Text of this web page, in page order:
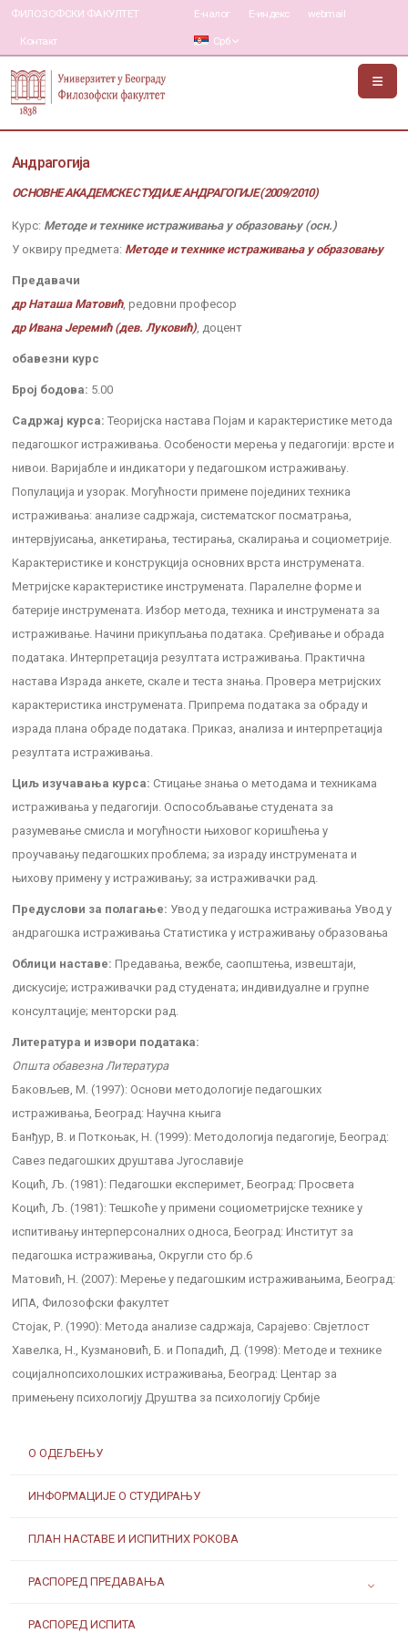
ФИЛОЗОФСКИ ФАКУЛТЕТ
Контакт
Е-налог Е-индекс webmail
Срб
О ОДЕЉЕЊУ
ИНФОРМАЦИЈЕ О СТУДИРАЊУ
ПЛАН НАСТАВЕ И ИСПИТНИХ РОКОВА
РАСПОРЕД ПРЕДАВАЊА
РАСПОРЕД ИСПИТА
Андрагогија
ОСНОВНЕ АКАДЕМСКЕ СТУДИЈЕ АНДРАГОГИЈЕ (2009/2010)
Курс: Методе и технике истраживања у образовању (осн.)
У оквиру предмета: Методе и технике истраживања у образовању
Предавачи
др Наташа Матовић, редовни професор
др Ивана Јеремић (дев. Луковић), доцент
обавезни курс
Број бодова: 5.00
Садржај курса: Теоријска настава Појам и карактеристике метода
педагошког истраживања. Особености мерења у педагогији: врсте и
нивои. Варијабле и индикатори у педагошком истраживању.
Популација и узорак. Могућности примене појединих техника
истраживања: анализе садржаја, систематског посматрања,
интервјуисања, анкетирања, тестирања, скалирања и социометрије.
Карактеристике и конструкција основних врста инструмената.
Метријске карактеристике инструмената. Паралелне форме и
батерије инструмената. Избор метода, техника и инструмената за
истраживање. Начини прикупљања података. Сређивање и обрада
података. Интерпретација резултата истраживања. Практична
настава Израда анкете, скале и теста знања. Провера метријских
карактеристика инструмената. Припрема података за обраду и
израда плана обраде података. Приказ, анализа и интерпретација
резултата истраживања.
Циљ изучавања курса: Стицање знања о методама и техникама
истраживања у педагогији. Оспособљавање студената за
разумевање смисла и могућности њиховог коришћења у
проучавању педагошких проблема; за израду инструмената и
њихову примену у истраживању; за истраживачки рад.
Предуслови за полагање: Увод у педагошка истраживања Увод у
андрагошка истраживања Статистика у истраживању образовања
Облици наставе: Предавања, вежбе, саопштења, извештаји,
дискусије; истраживачки рад студената; индивидуалне и групне
консултације; менторски рад.
Литература и извори података:
Општа обавезна Литература
Баковљев, М. (1997): Основи методологије педагошких
истраживања, Београд: Научна књига
Банђур, В. и Поткоњак, Н. (1999): Методологија педагогије, Београд:
Савез педагошких друштава Југославије
Коцић, Љ. (1981): Педагошки експеримет, Београд: Просвета
Коцић, Љ. (1981): Тешкоће у примени социометријске технике у
испитивању интерперсоналних односа, Београд: Институт за
педагошка истраживања, Округли сто бр.6
Матовић, Н. (2007): Мерење у педагошким истраживањима, Београд:
ИПА, Филозофски факултет
Стојак, Р. (1990): Метода анализе садржаја, Сарајево: Свјетлост
Хавелка, Н., Кузмановић, Б. и Попадић, Д. (1998): Методе и технике
социјалнопсихолошких истраживања, Београд: Центар за
примењену психологију Друштва за психологију Србије